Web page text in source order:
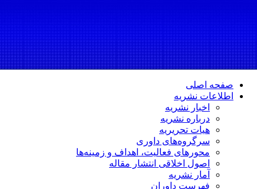
صفحه اصلی
اطلاعات نشریه
اخبار نشریه
درباره نشریه
هیات تحریریه
سرگروه‌های داوری
محورهای فعالیت، اهداف و زمینه‌ها
اصول اخلاقی انتشار مقاله
آمار نشریه
فهرست داوران